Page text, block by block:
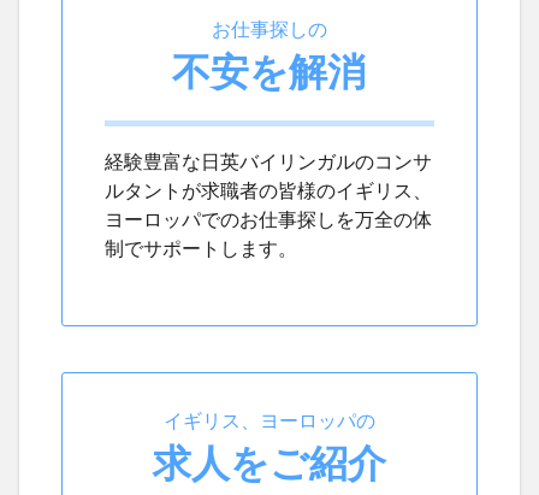
お仕事探しの
不安を解消
経験豊富な日英バイリンガルのコンサ
ルタントが求職者の皆様のイギリス、
ヨーロッパでのお仕事探しを万全の体
制でサポートします。
イギリス、ヨーロッパの
求人をご紹介